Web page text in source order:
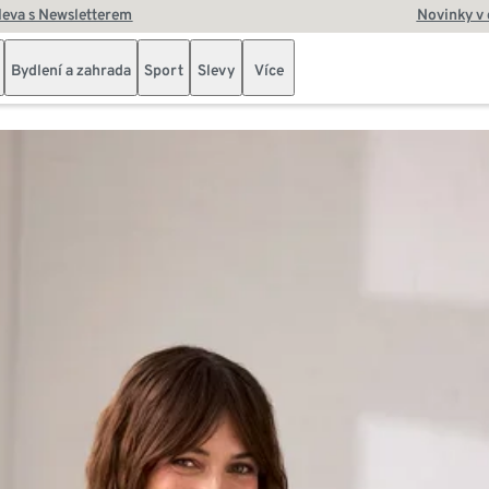
s Newsletterem Novinky v
Bydlení a zahrada Sport Slevy Více